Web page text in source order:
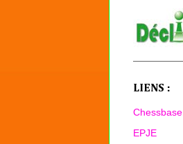
LIENS :
Chessbase
EPJE